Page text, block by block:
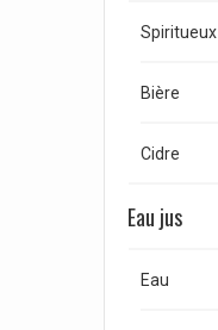
Spiritueux
Bière
Cidre
Eau jus
Eau